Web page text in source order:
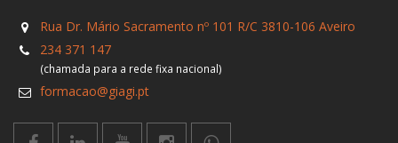
Rua Dr. Mário Sacramento nº 101 R/C 3810-106 Aveiro
234 371 147
(chamada para a rede fixa nacional)
formacao@giagi.pt